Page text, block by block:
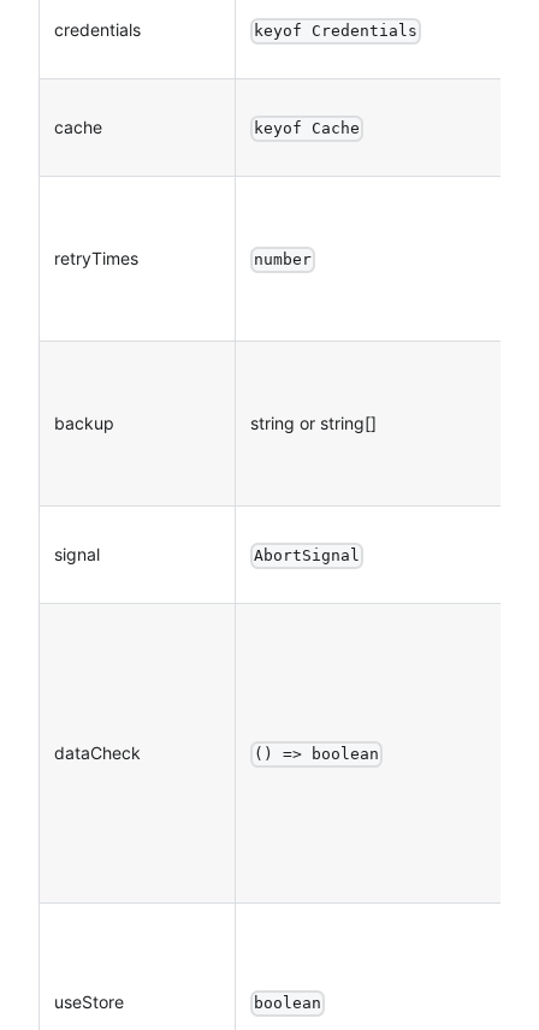
credentials keyof Credentials
cache keyof Cache
retryTimes number
backup string or string[]
signal AbortSignal
dataCheck () => boolean
useStore boolean